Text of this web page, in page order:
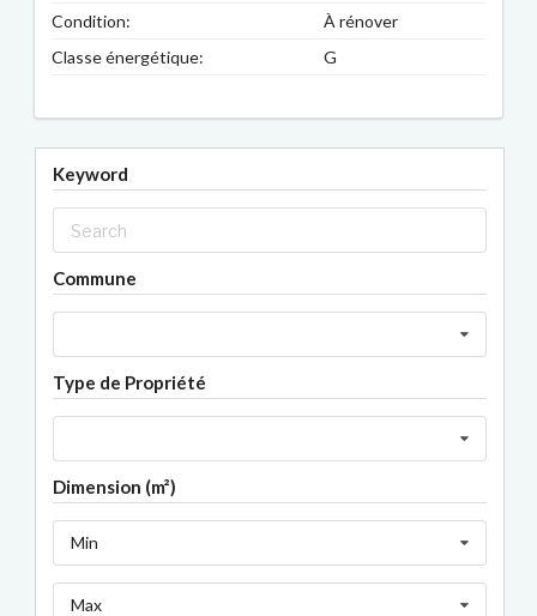
Condition:
À rénover
Classe énergétique:
G
Keyword
Commune
Type de Propriété
Dimension (m²)
Min
Max